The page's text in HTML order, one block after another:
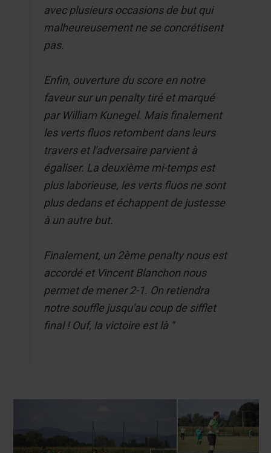
avec plusieurs occasions de but qui
malheureusement ne se concrétisent
pas.
Enfin, ouverture du score en notre
faveur sur un penalty tiré et marqué
par William Kunegel. Mais finalement
les verts fluos retombent dans leurs
travers et l'adversaire parvient à
égaliser. La deuxième mi-temps est
plus laborieuse, les verts fluos ne sont
plus dedans et échappent de justesse
à un autre but.
Finalement, un 2ème penalty nous est
accordé et Vincent Blanchon nous
permet de mener 2-1. On retiendra
notre souffle jusqu'au coup de sifflet
final ! Ouf, la victoire est là "